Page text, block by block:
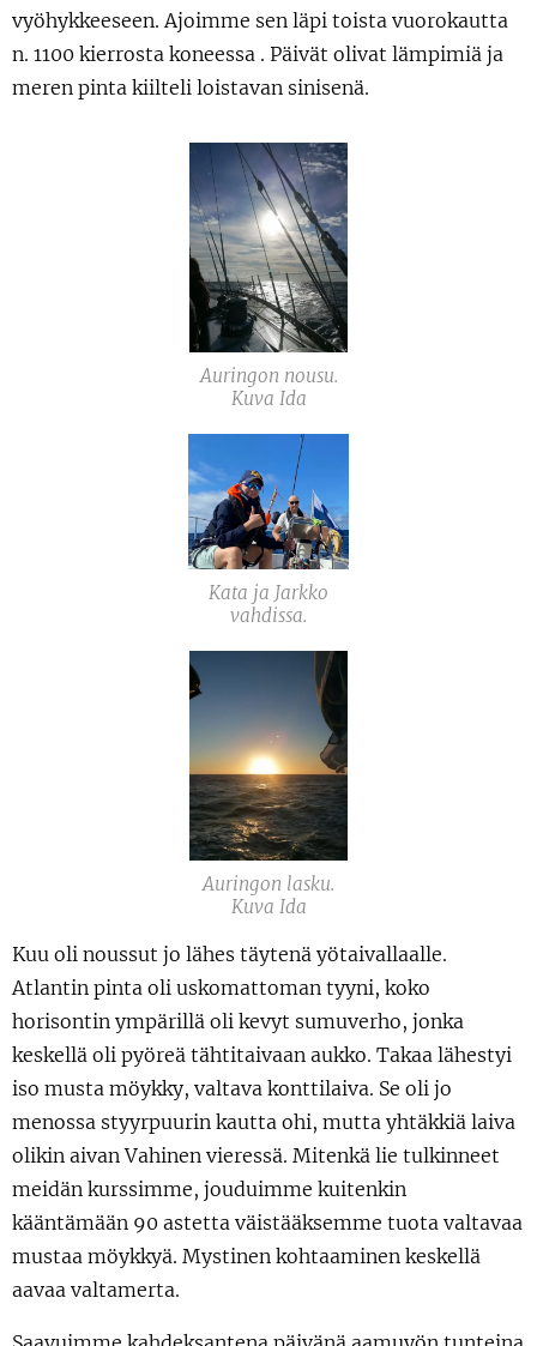
vyöhykkeeseen. Ajoimme sen läpi toista vuorokautta
n. 1100 kierrosta koneessa . Päivät olivat lämpimiä ja
meren pinta kiilteli loistavan sinisenä.
Auringon nousu.
Kuva Ida
Kata ja Jarkko
vahdissa.
Auringon lasku.
Kuva Ida
Kuu oli noussut jo lähes täytenä yötaivallaalle.
Atlantin pinta oli uskomattoman tyyni, koko
horisontin ympärillä oli kevyt sumuverho, jonka
keskellä oli pyöreä tähtitaivaan aukko. Takaa lähestyi
iso musta möykky, valtava konttilaiva. Se oli jo
menossa styyrpuurin kautta ohi, mutta yhtäkkiä laiva
olikin aivan Vahinen vieressä. Mitenkä lie tulkinneet
meidän kurssimme, jouduimme kuitenkin
kääntämään 90 astetta väistääksemme tuota valtavaa
mustaa möykkyä. Mystinen kohtaaminen keskellä
aavaa valtamerta.